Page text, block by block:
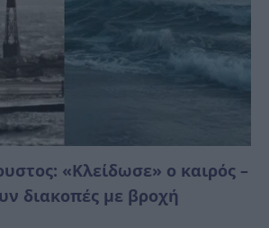
«Κλείδωσε» ο καιρός –
διακοπές με βροχή